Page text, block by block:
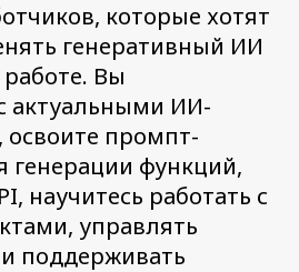
которые хотят
генеративный ИИ
Вы
актуальными ИИ-
промпт-
генерации функций,
научитесь работать с
управлять
поддерживать